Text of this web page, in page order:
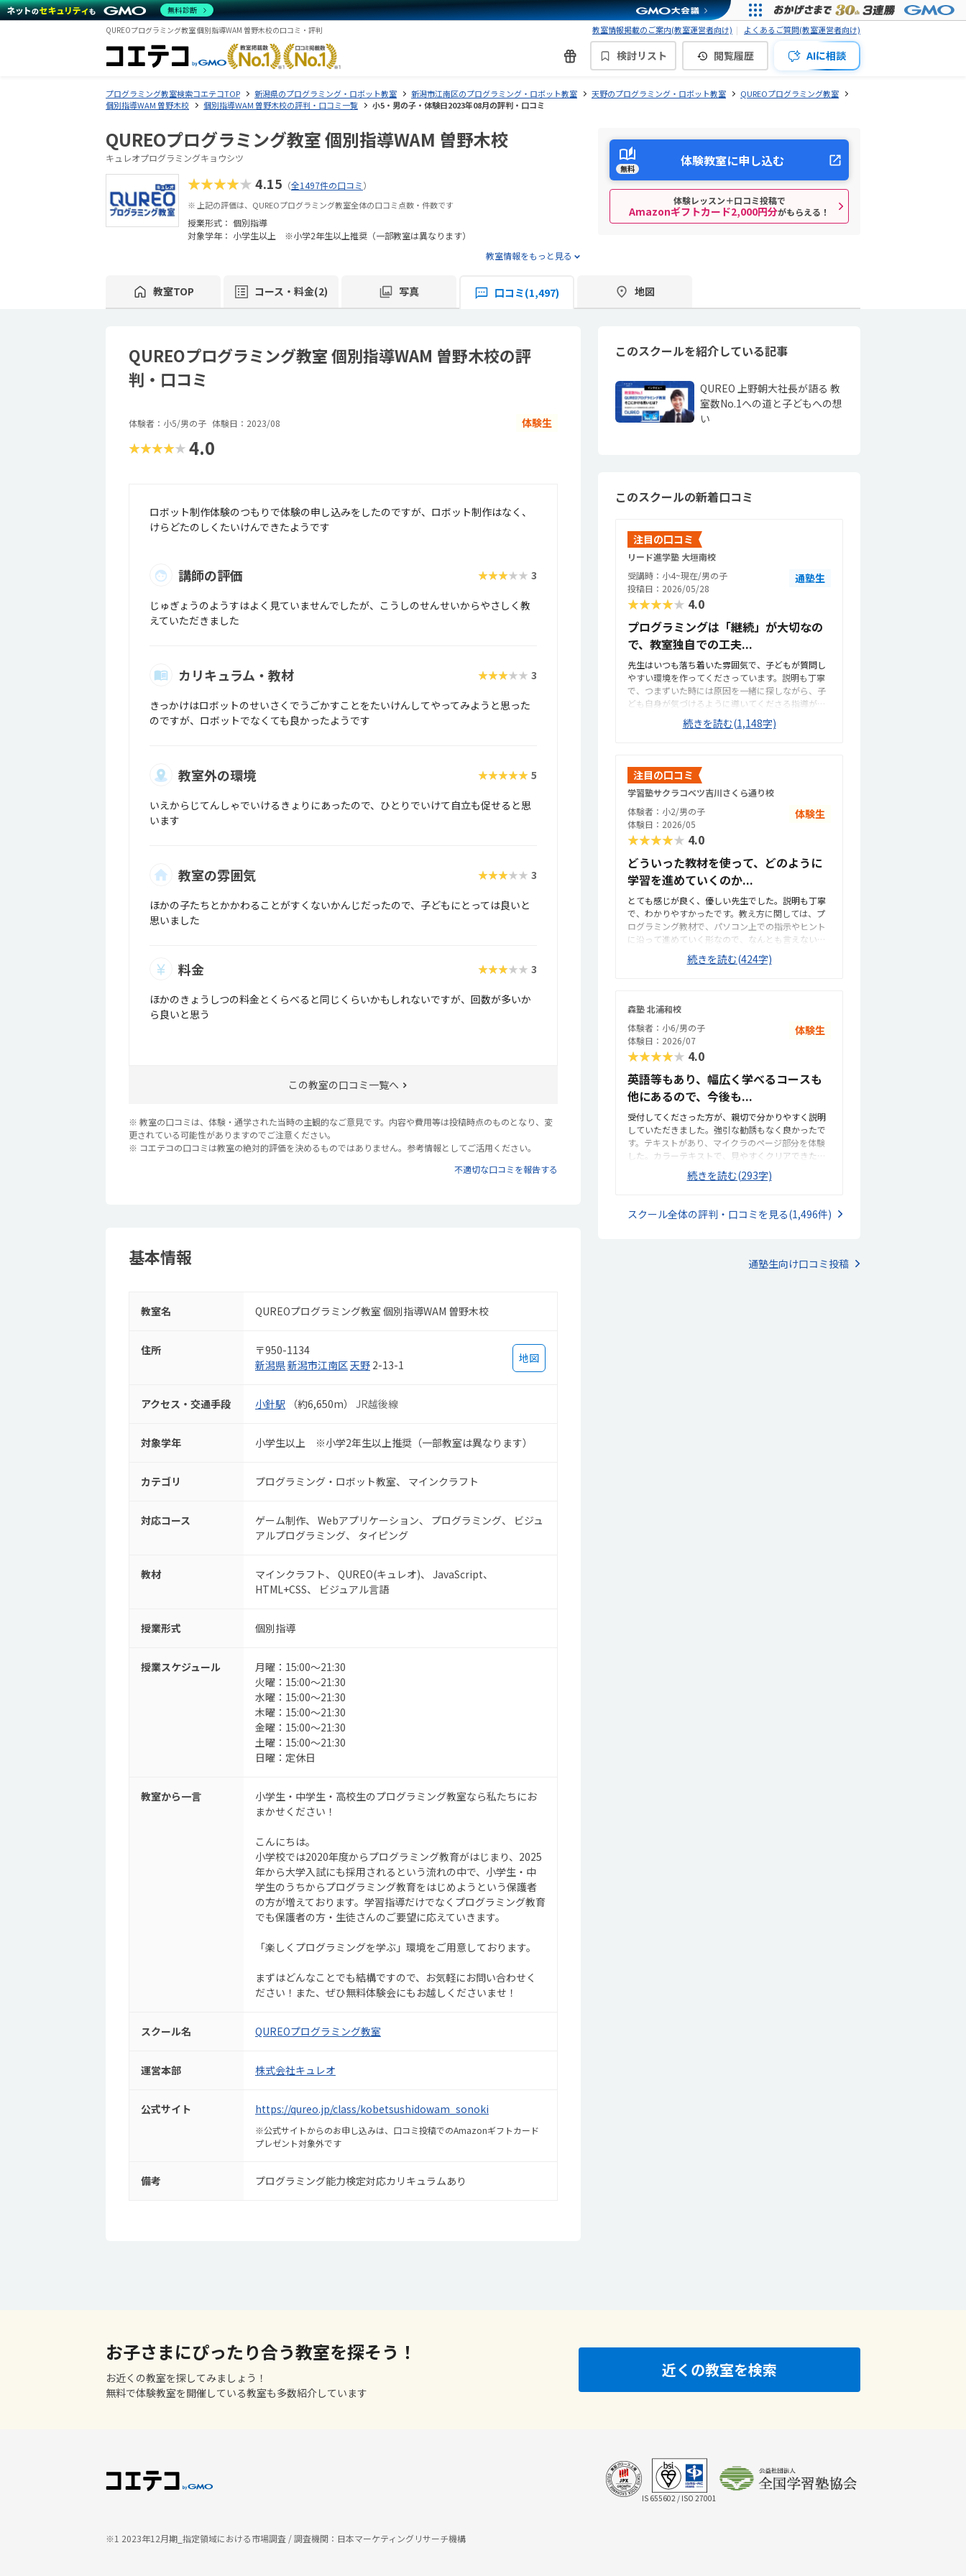
QUREOプログラミング教室 個別指導WAM 曽野木校の口コミ・評判 教室情報掲載のご案内(教室運営者向け) よくあるご質問(教室運営者向け)
検討リスト 閲覧履歴 AIに相談
プログラミング教室検索コエテコTOP 新潟県のプログラミング・ロボット教室 新潟市江南区のプログラミング・ロボット教室 天野のプログラミング・ロボット教室
QUREOプログラミング教室
個別指導WAM 曽野木校
個別指導WAM 曽野木校の評判・口コミ一覧 小5・男の子・体験日2023年08月の評判・口コミ
QUREOプログラミング教室 個別指導WAM 曽野木校
キュレオプログラミングキョウシツ
★★★★★4.15 （全1497件の口コミ）
※ 上記の評価は、QUREOプログラミング教室全体の口コミ点数・件数です
授業形式： 個別指導
対象学年： 小学生以上 ※小学2年生以上推奨（一部教室は異なります）
教室情報をもっと見る
無料 体験教室に申し込む
体験レッスン＋口コミ投稿で
Amazonギフトカード2,000円分がもらえる！
教室TOP コース・料金(2) 写真 口コミ(1,497) 地図
QUREOプログラミング教室 個別指導WAM 曽野木校の評
判・口コミ
体験者：小5/男の子 体験日：2023/08 体験生
★★★★★ 4.0
ロボット制作体験のつもりで体験の申し込みをしたのですが、ロボット制作はなく、
けらどたのしくたいけんできたようです
講師の評価 ★★★★★ 3
じゅぎょうのようすはよく見ていませんでしたが、こうしのせんせいからやさしく教
えていただきました
カリキュラム・教材 ★★★★★ 3
きっかけはロボットのせいさくでうごかすことをたいけんしてやってみようと思った
のですが、ロボットでなくても良かったようです
教室外の環境 ★★★★★ 5
いえからじてんしゃでいけるきょりにあったので、ひとりでいけて自立も促せると思
います
教室の雰囲気 ★★★★★ 3
ほかの子たちとかかわることがすくないかんじだったので、子どもにとっては良いと
思いました
料金 ★★★★★ 3
ほかのきょうしつの料金とくらべると同じくらいかもしれないですが、回数が多いか
ら良いと思う
この教室の口コミ一覧へ
※ 教室の口コミは、体験・通学された当時の主観的なご意見です。内容や費用等は投稿時点のものとなり、変
更されている可能性がありますのでご注意ください。
※ コエテコの口コミは教室の絶対的評価を決めるものではありません。参考情報としてご活用ください。
不適切な口コミを報告する
基本情報
教室名 QUREOプログラミング教室 個別指導WAM 曽野木校
住所
〒950-1134
新潟県新潟市江南区天野 2-13-1
地図
アクセス・交通手段 小針駅 （約6,650m） JR越後線
対象学年 小学生以上 ※小学2年生以上推奨（一部教室は異なります）
カテゴリ プログラミング・ロボット教室 マインクラフト
対応コース ゲーム制作 Webアプリケーション プログラミング
ビジュ
アルプログラミング
タイピング
教材 マインクラフト QUREO(キュレオ)
JavaScript
HTML+CSS
ビジュアル言語
授業形式 個別指導
授業スケジュール
月曜：15:00～21:30
火曜：15:00～21:30
水曜：15:00～21:30
木曜：15:00～21:30
金曜：15:00～21:30
土曜：15:00～21:30
日曜：定休日
教室から一言
小学生・中学生・高校生のプログラミング教室なら私たちにお
まかせください！
こんにちは。
小学校では2020年度からプログラミング教育がはじまり、2025
年から大学入試にも採用されるという流れの中で、小学生・中
学生のうちからプログラミング教育をはじめようという保護者
の方が増えております。学習指導だけでなくプログラミング教育
でも保護者の方・生徒さんのご要望に応えていきます。
「楽しくプログラミングを学ぶ」環境をご用意しております。
まずはどんなことでも結構ですので、お気軽にお問い合わせく
ださい！また、ぜひ無料体験会にもお越しくださいませ！
スクール名 QUREOプログラミング教室
運営本部 株式会社キュレオ
公式サイト https://qureo.jp/class/kobetsushidowam_sonoki
※公式サイトからのお申し込みは、口コミ投稿でのAmazonギフトカード
プレゼント対象外です
備考 プログラミング能力検定対応カリキュラムあり
このスクールを紹介している記事
QUREO 上野朝大社長が語る 教
室数No.1への道と子どもへの想
い
このスクールの新着口コミ
注目の口コミ
リード進学塾 大垣南校
受講時：小4~現在/男の子
投稿日：2026/05/28
通塾生
★★★★★ 4.0
プログラミングは「継続」が大切なの
で、教室独自での工夫...
先生はいつも落ち着いた雰囲気で、子どもが質問し
やすい環境を作ってくださっています。説明も丁寧
で、つまずいた時には原因を一緒に探しながら、子
ども自身が気づけるように導いてくださる指導が印
象的でした。授業中は必要以上に口を出さず、基本
的には後ろで見守りながら、適切なタイミングで声
容まではまだ把握しきれていませんが、教室独自の
進捗シートがとても分かりやすく作られており、
「今日はどこまで進んだか」が一目で確認できる仕
組みになっています。子ども自身も「今日はここま
で進んだよ」と嬉しそうに教えてくれるので、学習
の見える化がしっかりできていると感じます。さら
に、各ステップの先には「このあたりでどの検定レ
ベルを目指せるか」といった目安も書かれており、
今どの段階にいて、どこに向かっているのかが親に
も分かりやすく示されています。プログラミングは
進度や理解度が見えにくいイメージがありました
が、このシートのおかげで成長の道筋が具体的にイ
メージでき、安心して通わせることができていま
す。教室までは車で10分ほどかかるため、通いやす
す。周辺は大通りで交通量が多く、路上での一時的
迎えができる環境だと思っています。教室内は全体
的にきれいに整っており、落ち着いた雰囲気で学べ
る環境だと感じました。設備もきちんと手入れされ
ていて、パソコンや机まわりも清潔に保たれている
ため、子どもが安心して集中できる空間になってい
ます。初めてのプログラミング学習でも不安なく取
り組める環境が整っている点は、とても良い印象で
した。教室の割引制度があることで助かってはいま
すが、正規料金だけを見るとやはり高いと感じてい
ます。今は割引があるから続けられていますが、も
しこの制度がなくなってしまったらどうしようかと
考えてしまうこともあります。キュレオとは直接関
係ないのかもしれませんが、教室独自で小学生向け
の出席カード制度があります。レッスンに参加する
換できる仕組みになっているため、子どもも毎回楽
しみにしています。特に大きく気になる点はありま
雰囲気や指導の進め方、独自の取り組みなど、総合
的に満足しています。子どもが楽しく通えており、
続きを読む(1,148字)
注目の口コミ
学習塾サクラコベツ吉川さくら通り校
体験者：小2/男の子
体験日：2026/05
体験生
★★★★★ 4.0
どういった教材を使って、どのように
学習を進めていくのか...
とても感じが良く、優しい先生でした。説明も丁寧
で、わかりやすかったです。教え方に関しては、プ
ログラミング教材で、パソコン上での指示やヒント
に沿って進めていく形なので、なんとも言えないか
なと思いました。自分で教材を進めていく必要があ
るので、本人のやる気次第なところが大きいかなと
できるかどうかが懸念点です。家から近く、徒歩で
子ども1人でも通わせることができそうなので、そこ
は魅力的だなと思いました。こじんまりとした教室
ですが、机や椅子は綺麗でした。余計なものが置か
れていないので勉強に集中できそうな環境だと思い
す。ただ、パソコンとその中にある教材を使用する
ため、高くなってしまうのは仕方ないかなとも思い
が興味を持っていました。遊び感覚で学んでいける
のは良いと思います。
続きを読む(424字)
森塾 北浦和校
体験者：小6/男の子
体験日：2026/07
体験生
★★★★★ 4.0
英語等もあり、幅広く学べるコースも
他にあるので、今後も...
受付してくださった方が、親切で分かりやすく説明
していただきました。強引な勧誘もなく良かったで
す。テキストがあり、マイクラのページ部分を体験
した。カラーテキストで、見やすくクリアできたと
ころの表示もできて良いと思った。駐車場や駐輪場
があるともっと良かった。徒歩で通うことになりそ
清潔感もあった。部屋が区切られていて、個人スペ
ースも確保されていて良かった。基本料金以外に、
てくださったり、褒めてくださって、子供が頑張ろ
うという気持ちになれて良かった。
続きを読む(293字)
スクール全体の評判・口コミを見る(1,496件)
通塾生向け口コミ投稿
お子さまにぴったり合う教室を探そう！
お近くの教室を探してみましょう！
無料で体験教室を開催している教室も多数紹介しています
近くの教室を検索
IS 655602 / ISO 27001
※1 2023年12月期_指定領域における市場調査 / 調査機関：日本マーケティングリサーチ機構
無料診断